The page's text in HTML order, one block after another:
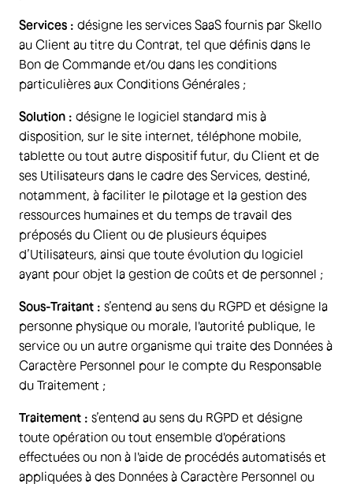
Services : désigne les services SaaS fournis par Skello
au Client au titre du Contrat, tel que définis dans le
Bon de Commande et/ou dans les conditions
particulières aux Conditions Générales ;
Solution : désigne le logiciel standard mis à
disposition, sur le site internet, téléphone mobile,
tablette ou tout autre dispositif futur, du Client et de
ses Utilisateurs dans le cadre des Services, destiné,
notamment, à faciliter le pilotage et la gestion des
ressources humaines et du temps de travail des
préposés du Client ou de plusieurs équipes
d’Utilisateurs, ainsi que toute évolution du logiciel
ayant pour objet la gestion de coûts et de personnel ;
Sous-Traitant : s’entend au sens du RGPD et désigne la
personne physique ou morale, l'autorité publique, le
service ou un autre organisme qui traite des Données à
Caractère Personnel pour le compte du Responsable
du Traitement ;
Traitement : s’entend au sens du RGPD et désigne
toute opération ou tout ensemble d'opérations
effectuées ou non à l'aide de procédés automatisés et
appliquées à des Données à Caractère Personnel ou